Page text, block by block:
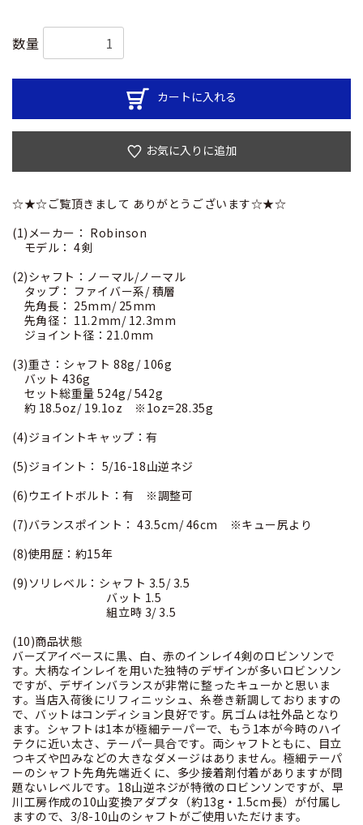
数量
カートに入れる
お気に入りに追加
☆★☆ご覧頂きまして ありがとうございます☆★☆
(1)メーカー： Robinson
モデル： 4剣
(2)シャフト：ノーマル/ノーマル
タップ： ファイバー系/ 積層
先角長： 25mm/ 25mm
先角径： 11.2mm/ 12.3mm
ジョイント径：21.0mm
(3)重さ：シャフト 88g/ 106g
バット 436g
セット総重量 524g/ 542g
約 18.5oz/ 19.1oz ※1oz=28.35g
(4)ジョイントキャップ：有
(5)ジョイント： 5/16-18山逆ネジ
(6)ウエイトボルト：有 ※調整可
(7)バランスポイント： 43.5cm/ 46cm ※キュー尻より
(8)使用歴：約15年
(9)ソリレベル：シャフト 3.5/ 3.5
バット 1.5
組立時 3/ 3.5
(10)商品状態
バーズアイベースに黒、白、赤のインレイ4剣のロビンソンで
す。大柄なインレイを用いた独特のデザインが多いロビンソン
ですが、デザインバランスが非常に整ったキューかと思いま
す。当店入荷後にリフィニッシュ、糸巻き新調しておりますの
で、バットはコンディション良好です。尻ゴムは社外品となり
ます。シャフトは1本が極細テーパーで、もう1本が今時のハイ
テクに近い太さ、テーパー具合です。両シャフトともに、目立
つキズや凹みなどの大きなダメージはありません。極細テーパ
ーのシャフト先角先端近くに、多少接着剤付着がありますが問
題ないレベルです。18山逆ネジが特徴のロビンソンですが、早
川工房作成の10山変換アダプタ（約13g・1.5cm長）が付属し
ますので、3/8-10山のシャフトがご使用いただけます。